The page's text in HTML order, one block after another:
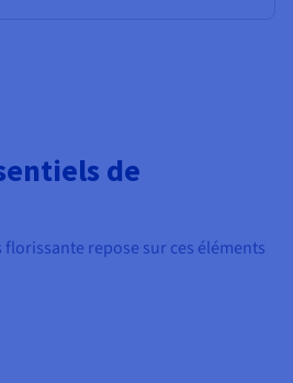
de
florissante repose sur ces éléments